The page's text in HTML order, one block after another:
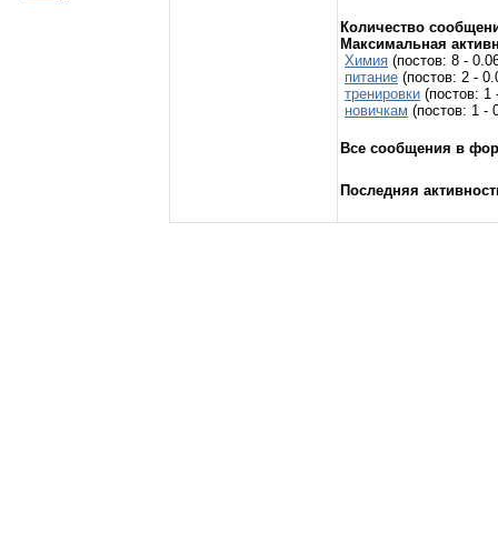
Количество
Максимальная
Химия (постов: 8 -
питание (постов: 2 -
тренировки (постов:
новичкам (постов: 1
Все сообщения в
Последняя